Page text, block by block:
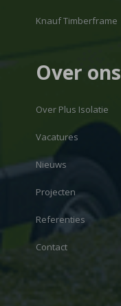
Knauf Timberframe
Over ons
Over Plus Isolatie
Vacatures
Nieuws
Projecten
Referenties
Contact